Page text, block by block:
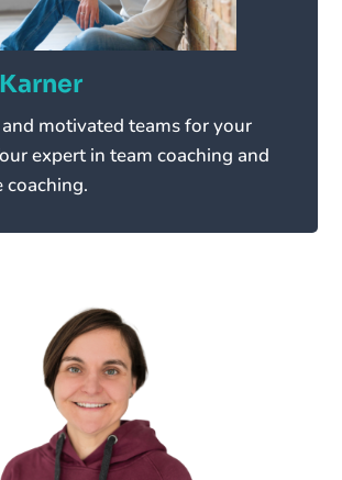
motivated teams for your
expert in team coaching and